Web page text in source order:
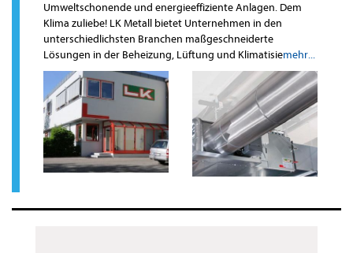
Umweltschonende und energieeffiziente Anlagen. Dem
Klima zuliebe! LK Metall bietet Unternehmen in den
unterschiedlichsten Branchen maßgeschneiderte
Lösungen in der Beheizung, Lüftung und Klimatisiemehr...